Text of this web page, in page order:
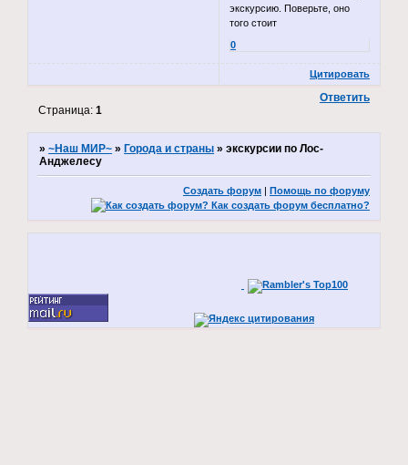
экскурсию. Поверьте, оно
того стоит
0
Цитировать
Ответить
Страница:1
»~Наш МИР~ » Города и страны »экскурсии по Лос-
Анджелесу
Создать форум | Помощь по форуму